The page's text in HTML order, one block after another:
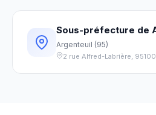
Sous-préfecture de
Argenteuil (95)
2 rue Alfred-Labrière, 95100